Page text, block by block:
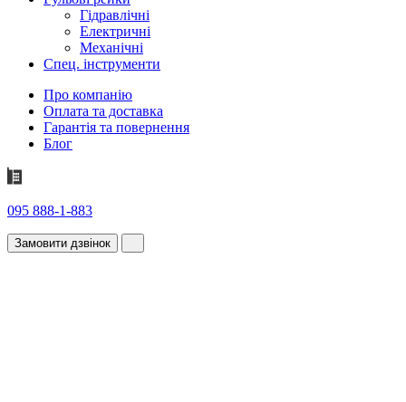
Гідравлічні
Електричні
Механічні
Спец. інструменти
Про компанію
Оплата та доставка
Гарантія та повернення
Блог
095 888-1-883
Замовити дзвінок